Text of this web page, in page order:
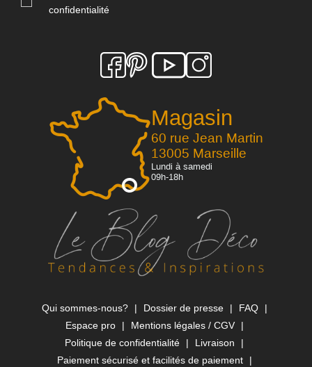
Magasin
60 rue Jean Martin
13005 Marseille
Lundi à samedi
09h-18h
confidentialité
Qui sommes-nous? Dossier de presse
FAQ
Espace pro
Mentions légales / CGV
Politique de confidentialité
Livraison
Paiement sécurisé et facilités de paiement